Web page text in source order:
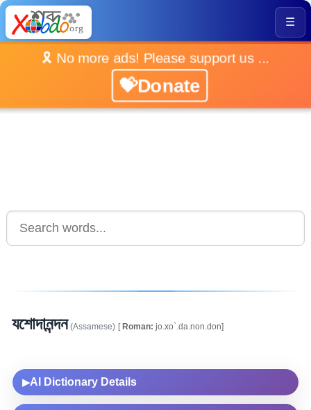
☰
🎗️ No more ads! Please support us ...
💝Donate
যশোদানন্দন (Assamese) [Roman: jo.xo`.da.non.don]
▶AI Dictionary Details